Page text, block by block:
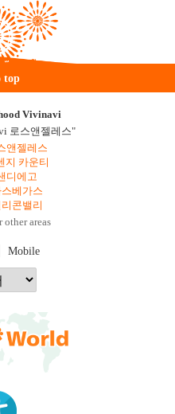
top
Vivinavi
로스앤젤레스"
앤젤레스
지 카운티
디에고
베가스
콘밸리
areas
Mobile